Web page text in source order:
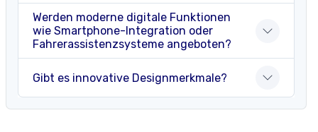
Werden moderne digitale Funktionen
wie Smartphone-Integration oder
Fahrerassistenzsysteme angeboten?
Gibt es innovative Designmerkmale?